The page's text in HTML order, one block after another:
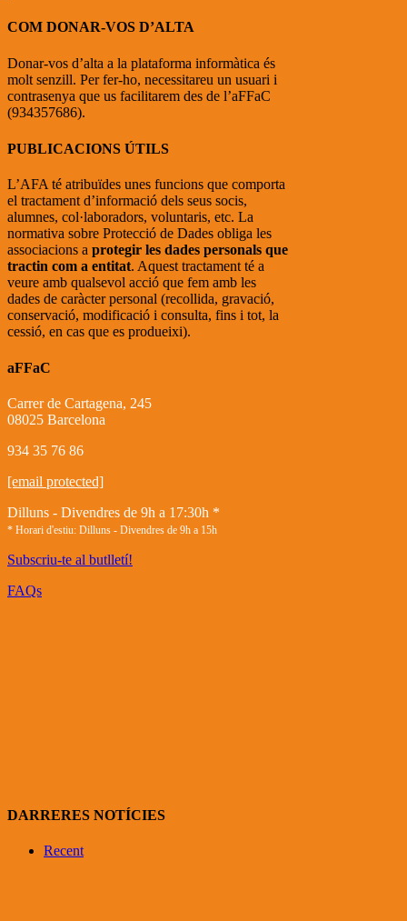
COM DONAR-VOS D’ALTA
Donar-vos d’alta a la plataforma informàtica és
molt senzill. Per fer-ho, necessitareu un usuari i
contrasenya que us facilitarem des de l’aFFaC
(934357686).
PUBLICACIONS ÚTILS
L’AFA té atribuïdes unes funcions que comporta
el tractament d’informació dels seus socis,
alumnes, col·laboradors, voluntaris, etc. La
normativa sobre Protecció de Dades obliga les
associacions a protegir les dades personals que
tractin com a entitat. Aquest tractament té a
veure amb qualsevol acció que fem amb les
dades de caràcter personal (recollida, gravació,
conservació, modificació i consulta, fins i tot, la
cessió, en cas que es produeixi).
aFFaC
Carrer de Cartagena, 245
08025 Barcelona
934 35 76 86
[email protected]
Dilluns - Divendres de 9h a 17:30h *
* Horari d'estiu: Dilluns - Divendres de 9h a 15h
Subscriu-te al butlletí!
FAQs
DARRERES NOTÍCIES
Recent